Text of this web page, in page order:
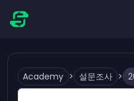
Academy > 설문조사 >